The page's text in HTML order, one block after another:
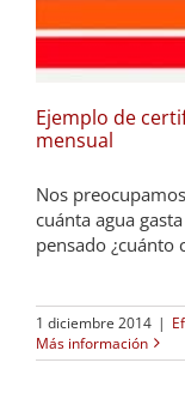
Ejemplo de
mensual
Nos
cuánta agua
pensado ¿cuánto
1 diciembre 2014 |
Más información